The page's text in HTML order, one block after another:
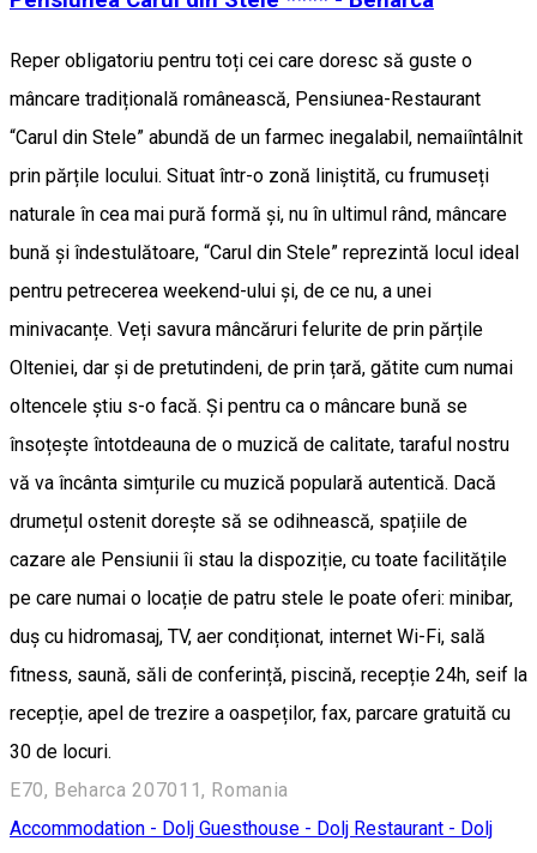
Reper obligatoriu pentru toți cei care doresc să guste o
mâncare tradițională românească, Pensiunea-Restaurant
“Carul din Stele” abundă de un farmec inegalabil, nemaiîntâlnit
prin părțile locului. Situat într-o zonă liniștită, cu frumuseți
naturale în cea mai pură formă și, nu în ultimul rând, mâncare
bună și îndestulătoare, “Carul din Stele” reprezintă locul ideal
pentru petrecerea weekend-ului și, de ce nu, a unei
minivacanțe. Veți savura mâncăruri felurite de prin părțile
Olteniei, dar și de pretutindeni, de prin țară, gătite cum numai
oltencele știu s-o facă. Și pentru ca o mâncare bună se
însoțește întotdeauna de o muzică de calitate, taraful nostru
vă va încânta simțurile cu muzică populară autentică. Dacă
drumețul ostenit dorește să se odihnească, spațiile de
cazare ale Pensiunii îi stau la dispoziție, cu toate facilitățile
pe care numai o locație de patru stele le poate oferi: minibar,
duș cu hidromasaj, TV, aer condiționat, internet Wi-Fi, sală
fitness, saună, săli de conferință, piscină, recepție 24h, seif la
recepție, apel de trezire a oaspeților, fax, parcare gratuită cu
30 de locuri.
E70, Beharca 207011, Romania
Accommodation - Dolj Guesthouse - Dolj Restaurant - Dolj